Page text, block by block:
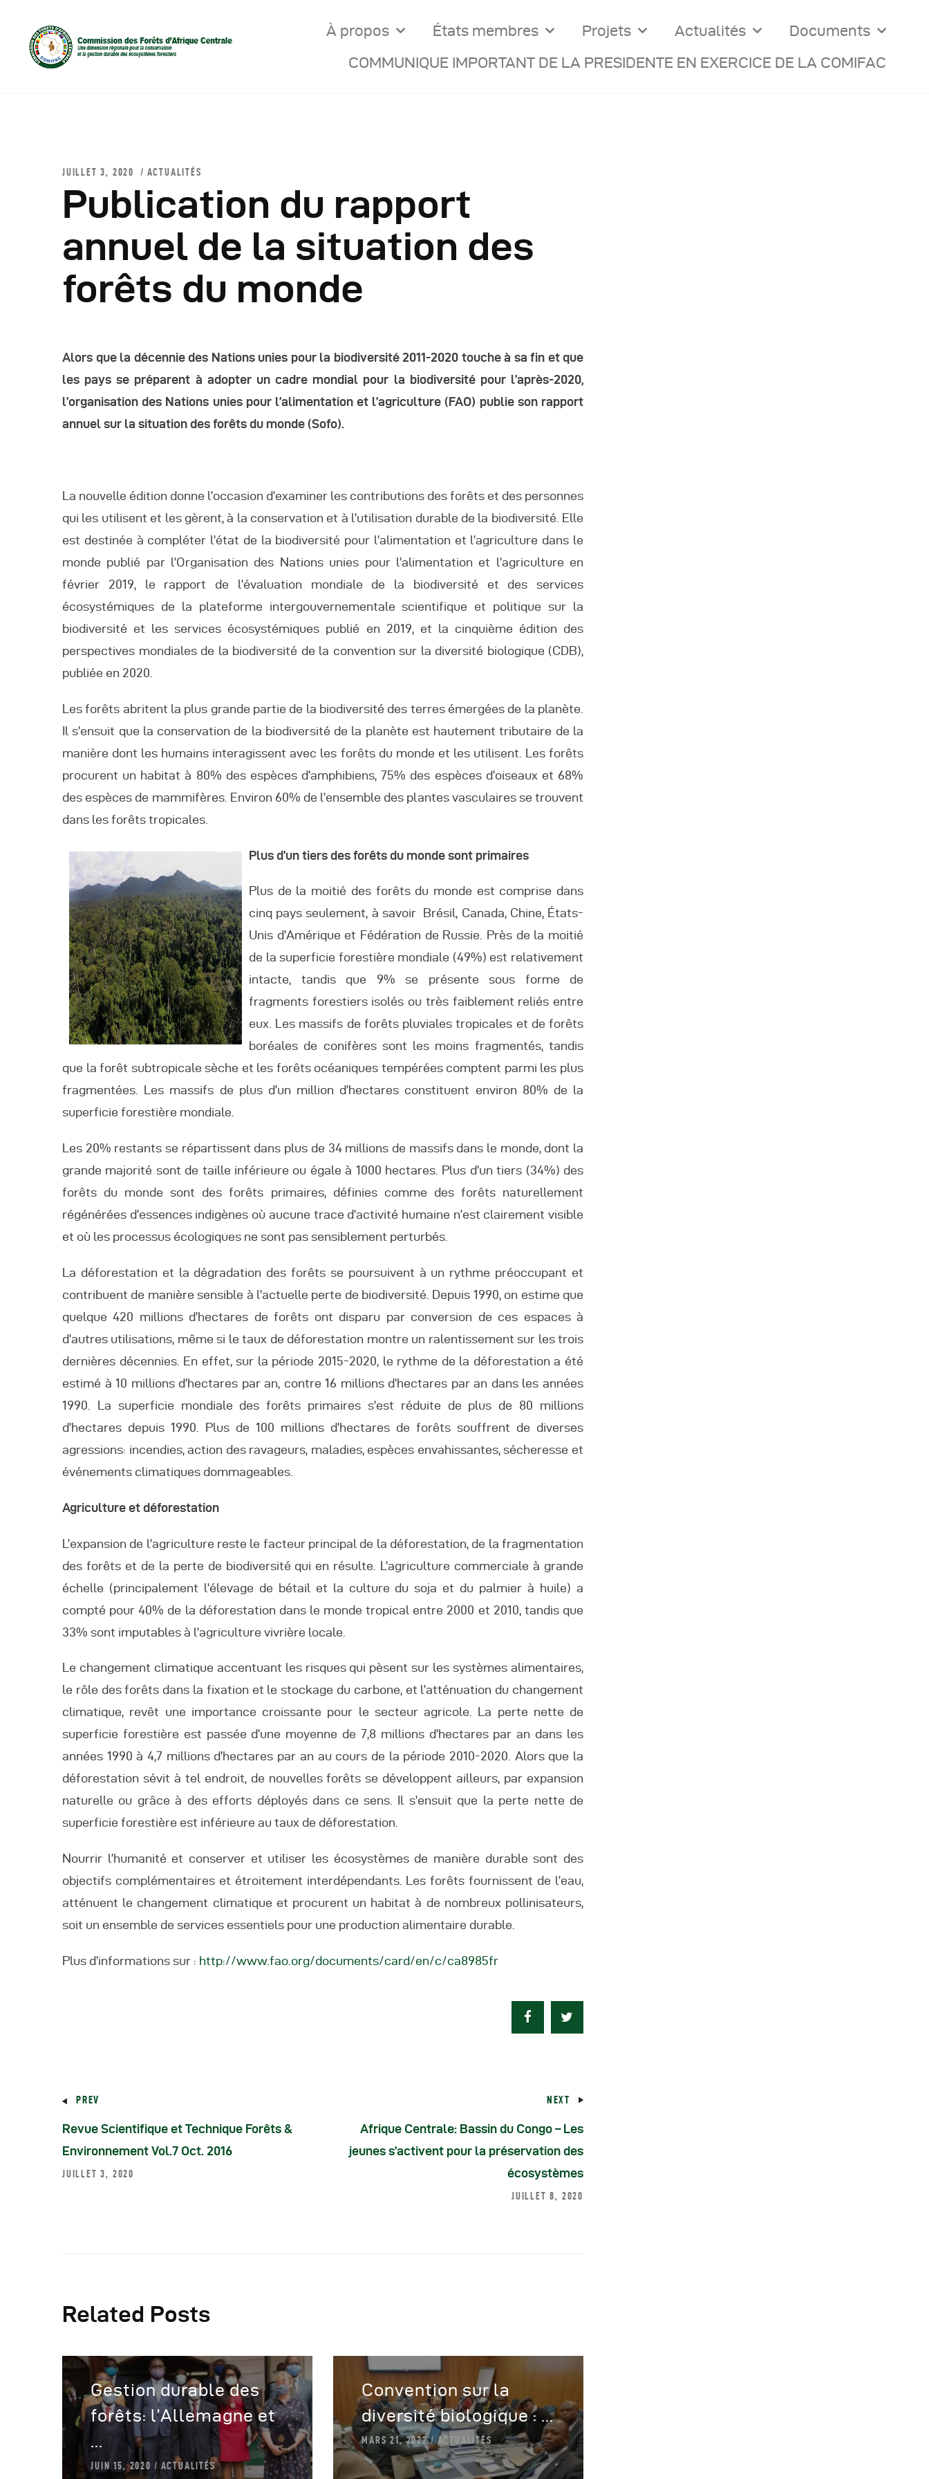
À propos États membres Projets Actualités
Documents
COMMUNIQUE IMPORTANT DE LA PRESIDENTE EN EXERCICE DE LA COMIFAC
Documents Officiels
Conseils Des Ministres
Comptes Rendus De
Régionales
Rapports
COMIFAC Newsletter
Réunions Réseaux
CEFDHAC
Autres Publications
JUILLET 3, 2020 ACTUALITÉS
Publication du rapport
annuel de la situation des
forêts du monde
Alors que la décennie des Nations unies pour la biodiversité 2011-2020 touche à sa fin et que
les pays se préparent à adopter un cadre mondial pour la biodiversité pour l’après-2020,
l’organisation des Nations unies pour l’alimentation et l’agriculture (FAO) publie son rapport
annuel sur la situation des forêts du monde (Sofo).
La nouvelle édition donne l’occasion d’examiner les contributions des forêts et des personnes
qui les utilisent et les gèrent, à la conservation et à l’utilisation durable de la biodiversité. Elle
est destinée à compléter l’état de la biodiversité pour l’alimentation et l’agriculture dans le
monde publié par l’Organisation des Nations unies pour l’alimentation et l’agriculture en
février 2019, le rapport de l’évaluation mondiale de la biodiversité et des services
écosystémiques de la plateforme intergouvernementale scientifique et politique sur la
biodiversité et les services écosystémiques publié en 2019, et la cinquième édition des
perspectives mondiales de la biodiversité de la convention sur la diversité biologique (CDB),
publiée en 2020.
Les forêts abritent la plus grande partie de la biodiversité des terres émergées de la planète.
Il s’ensuit que la conservation de la biodiversité de la planète est hautement tributaire de la
manière dont les humains interagissent avec les forêts du monde et les utilisent. Les forêts
procurent un habitat à 80% des espèces d’amphibiens, 75% des espèces d’oiseaux et 68%
des espèces de mammifères. Environ 60% de l’ensemble des plantes vasculaires se trouvent
dans les forêts tropicales.
Plus d’un tiers des forêts du monde sont primaires
Plus de la moitié des forêts du monde est comprise dans
cinq pays seulement, à savoir Brésil, Canada, Chine, États-
Unis d’Amérique et Fédération de Russie. Près de la moitié
de la superficie forestière mondiale (49%) est relativement
intacte, tandis que 9% se présente sous forme de
fragments forestiers isolés ou très faiblement reliés entre
eux. Les massifs de forêts pluviales tropicales et de forêts
boréales de conifères sont les moins fragmentés, tandis
que la forêt subtropicale sèche et les forêts océaniques tempérées comptent parmi les plus
fragmentées. Les massifs de plus d’un million d’hectares constituent environ 80% de la
superficie forestière mondiale.
Les 20% restants se répartissent dans plus de 34 millions de massifs dans le monde, dont la
grande majorité sont de taille inférieure ou égale à 1000 hectares. Plus d’un tiers (34%) des
forêts du monde sont des forêts primaires, définies comme des forêts naturellement
régénérées d’essences indigènes où aucune trace d’activité humaine n’est clairement visible
et où les processus écologiques ne sont pas sensiblement perturbés.
La déforestation et la dégradation des forêts se poursuivent à un rythme préoccupant et
contribuent de manière sensible à l’actuelle perte de biodiversité. Depuis 1990, on estime que
quelque 420 millions d’hectares de forêts ont disparu par conversion de ces espaces à
d’autres utilisations, même si le taux de déforestation montre un ralentissement sur les trois
dernières décennies. En effet, sur la période 2015-2020, le rythme de la déforestation a été
estimé à 10 millions d’hectares par an, contre 16 millions d’hectares par an dans les années
1990. La superficie mondiale des forêts primaires s’est réduite de plus de 80 millions
d’hectares depuis 1990. Plus de 100 millions d’hectares de forêts souffrent de diverses
agressions: incendies, action des ravageurs, maladies, espèces envahissantes, sécheresse et
événements climatiques dommageables.
Agriculture et déforestation
L’expansion de l’agriculture reste le facteur principal de la déforestation, de la fragmentation
des forêts et de la perte de biodiversité qui en résulte. L’agriculture commerciale à grande
échelle (principalement l’élevage de bétail et la culture du soja et du palmier à huile) a
compté pour 40% de la déforestation dans le monde tropical entre 2000 et 2010, tandis que
33% sont imputables à l’agriculture vivrière locale.
Le changement climatique accentuant les risques qui pèsent sur les systèmes alimentaires,
le rôle des forêts dans la fixation et le stockage du carbone, et l’atténuation du changement
climatique, revêt une importance croissante pour le secteur agricole. La perte nette de
superficie forestière est passée d’une moyenne de 7,8 millions d’hectares par an dans les
années 1990 à 4,7 millions d’hectares par an au cours de la période 2010-2020. Alors que la
déforestation sévit à tel endroit, de nouvelles forêts se développent ailleurs, par expansion
naturelle ou grâce à des efforts déployés dans ce sens. Il s’ensuit que la perte nette de
superficie forestière est inférieure au taux de déforestation.
Nourrir l’humanité et conserver et utiliser les écosystèmes de manière durable sont des
objectifs complémentaires et étroitement interdépendants. Les forêts fournissent de l’eau,
atténuent le changement climatique et procurent un habitat à de nombreux pollinisateurs,
soit un ensemble de services essentiels pour une production alimentaire durable.
Plus d’informations sur : http://www.fao.org/documents/card/en/c/ca8985fr
PREV
Revue Scientifique et Technique Forêts &
Environnement Vol.7 Oct. 2016
JUILLET 3, 2020
NEXT
Afrique Centrale: Bassin du Congo – Les
jeunes s’activent pour la préservation des
écosystèmes
JUILLET 8, 2020
Related Posts
Gestion durable des
forêts: l’Allemagne et
...
JUIN 15, 2020 ACTUALITÉS
Convention sur la
diversité biologique : ...
MARS 21, 2022 ACTUALITÉS